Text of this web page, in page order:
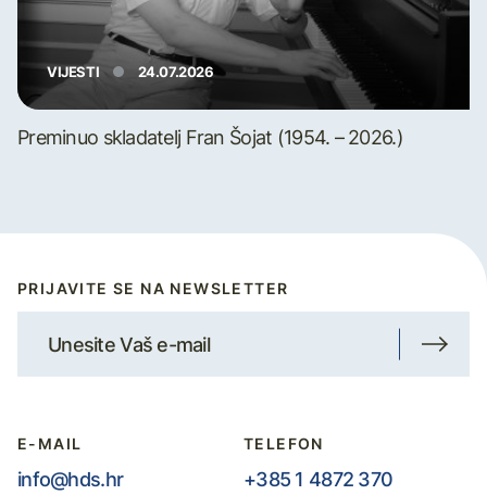
VIJESTI 24.07.2026
Preminuo skladatelj Fran Šojat (1954. – 2026.)
PRIJAVITE SE NA NEWSLETTER
E-MAIL
info@hds.hr
TELEFON
+385 1 4872 370